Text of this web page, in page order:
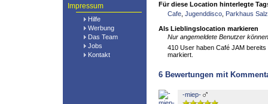
Impressum
Hilfe
Werbung
Das Team
Jobs
Kontakt
Für diese Location hinterlegte
Cafe Jugenddisco Parkhaus
Als Lieblingslocation markieren
Nur angemeldete Benutzer
410 User haben Café JAM bereits
markiert.
6 Bewertungen mit
-miep-